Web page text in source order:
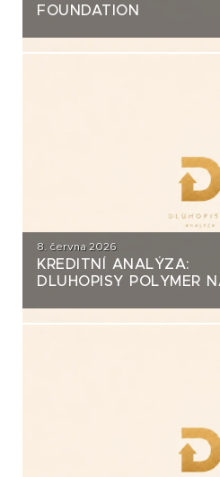
FOUNDATION
8. června 2026
KREDITNÍ ANALÝZA:
DLUHOPISY POLYMER